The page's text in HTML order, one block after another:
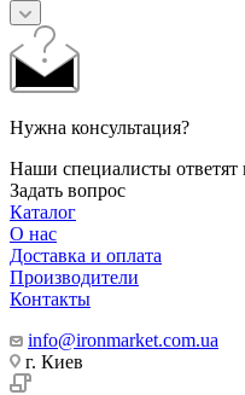
Нужна консультация?
Наши специалисты
Задать вопрос
Каталог
О нас
Доставка и оплата
Производители
Контакты
info@ironmarket.com.ua
г. Киев